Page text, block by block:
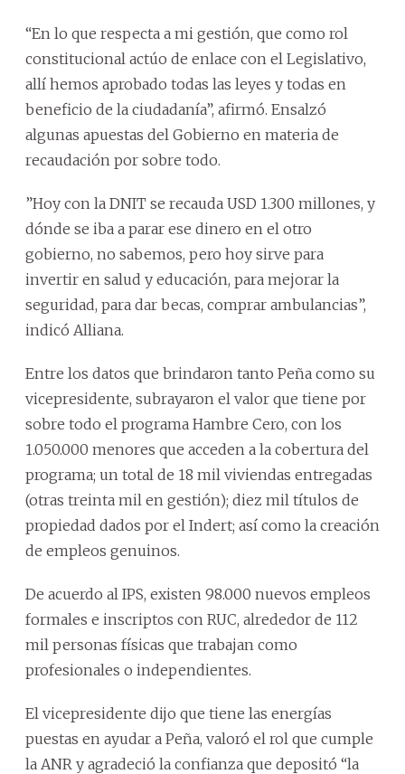
“En lo que respecta a mi gestión, que como rol
constitucional actúo de enlace con el Legislativo,
allí hemos aprobado todas las leyes y todas en
beneficio de la ciudadanía”, afirmó. Ensalzó
algunas apuestas del Gobierno en materia de
recaudación por sobre todo.
”Hoy con la DNIT se recauda USD 1.300 millones, y
dónde se iba a parar ese dinero en el otro
gobierno, no sabemos, pero hoy sirve para
invertir en salud y educación, para mejorar la
seguridad, para dar becas, comprar ambulancias”,
indicó Alliana.
Entre los datos que brindaron tanto Peña como su
vicepresidente, subrayaron el valor que tiene por
sobre todo el programa Hambre Cero, con los
1.050.000 menores que acceden a la cobertura del
programa; un total de 18 mil viviendas entregadas
(otras treinta mil en gestión); diez mil títulos de
propiedad dados por el Indert; así como la creación
de empleos genuinos.
De acuerdo al IPS, existen 98.000 nuevos empleos
formales e inscriptos con RUC, alrededor de 112
mil personas físicas que trabajan como
profesionales o independientes.
El vicepresidente dijo que tiene las energías
puestas en ayudar a Peña, valoró el rol que cumple
la ANR y agradeció la confianza que depositó “la